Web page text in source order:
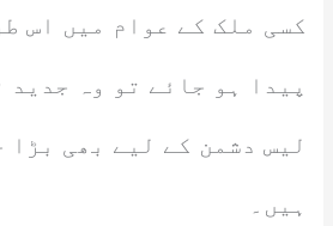
کسی ملک کے عوام میں اس
پیدا ہو جائے تو وہ جدید
لیس دشمن کے لیے بھی بڑا
ہیں۔